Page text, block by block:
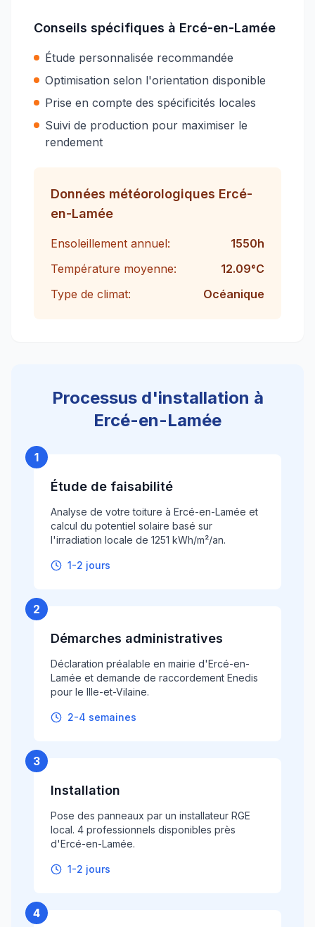
Conseils spécifiques à Ercé-en-Lamée
Étude personnalisée recommandée
Optimisation selon l'orientation disponible
Prise en compte des spécificités locales
Suivi de production pour maximiser le
rendement
Données météorologiques Ercé-
en-Lamée
Ensoleillement annuel: 1550h
Température moyenne:
12.09°C
Type de climat:
Océanique
Processus d'installation à
Ercé-en-Lamée
1
Étude de faisabilité
Analyse de votre toiture à Ercé-en-Lamée et
calcul du potentiel solaire basé sur
l'irradiation locale de 1251 kWh/m²/an.
1-2 jours
2
Démarches administratives
Déclaration préalable en mairie d'Ercé-en-
Lamée et demande de raccordement Enedis
pour le Ille-et-Vilaine.
2-4 semaines
3
Installation
Pose des panneaux par un installateur RGE
local. 4 professionnels disponibles près
d'Ercé-en-Lamée.
1-2 jours
4